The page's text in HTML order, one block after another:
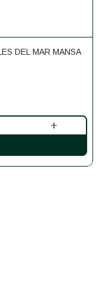
DEL MAR MANSA
+